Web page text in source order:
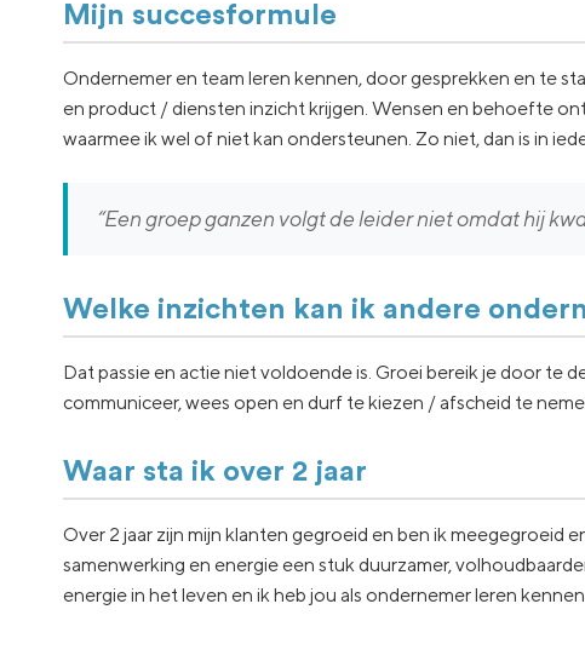
Mijn succesformule
Ondernemer en team leren kennen, door gesprekken en te
en product / diensten inzicht krijgen. Wensen en behoefte
waarmee ik wel of niet kan ondersteunen. Zo niet, dan is in
“Een groep ganzen volgt de leider niet omdat hij
Welke inzichten kan ik andere
Dat passie en actie niet voldoende is. Groei bereik je door te
communiceer, wees open en durf te kiezen / afscheid te
Waar sta ik over 2 jaar
Over 2 jaar zijn mijn klanten gegroeid en ben ik meegegroeid
samenwerking en energie een stuk duurzamer,
energie in het leven en ik heb jou als ondernemer leren